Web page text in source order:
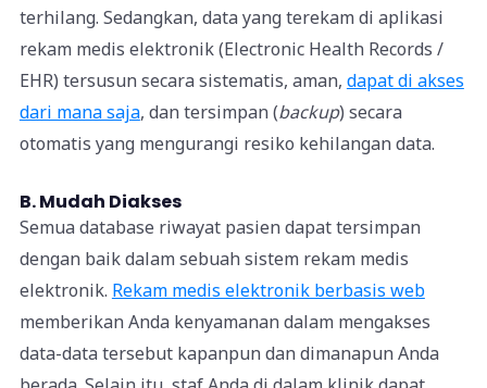
terhilang. Sedangkan, data yang terekam di aplikasi
rekam medis elektronik (Electronic Health Records /
EHR) tersusun secara sistematis, aman, dapat di akses
dari mana saja, dan tersimpan (backup) secara
otomatis yang mengurangi resiko kehilangan data.
B. Mudah Diakses
Semua database riwayat pasien dapat tersimpan
dengan baik dalam sebuah sistem rekam medis
elektronik. Rekam medis elektronik berbasis web
memberikan Anda kenyamanan dalam mengakses
data-data tersebut kapanpun dan dimanapun Anda